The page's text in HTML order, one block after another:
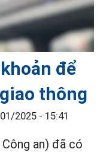
để
thông
2025 - 15:41
an) đã có